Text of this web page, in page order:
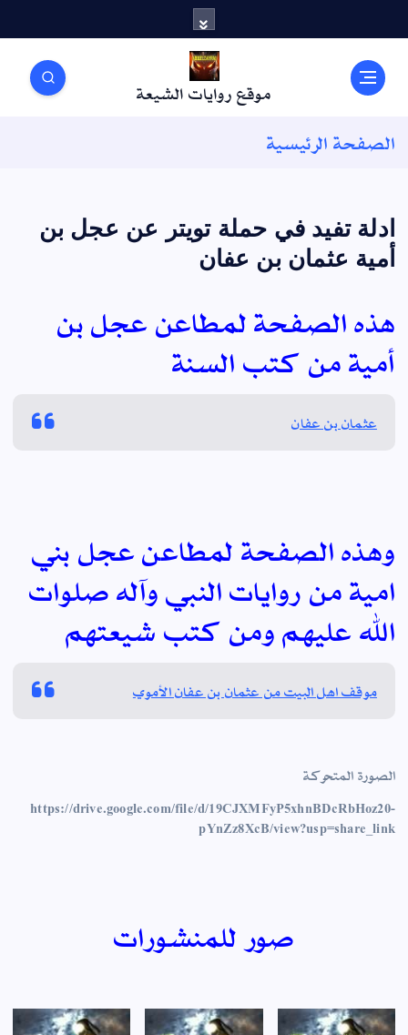
موقع روايات الشيعة
الصفحة الرئيسية
ادلة تفيد في حملة تويتر عن عجل بن
أمية عثمان بن عفان
هذه الصفحة لمطاعن عجل بن
أمية من كتب السنة
عثمان بن عفان
وهذه الصفحة لمطاعن عجل بني
امية من روايات النبي وآله صلوات
الله عليهم ومن كتب شيعتهم
موقف اهل البيت من عثمان بن عفان الأموي
الصورة المتحركة
https://drive.google.com/file/d/19CJXMFyP5xhnBDcRbHoz20-
pYnZz8XcB/view?usp=share_link
صور للمنشورات